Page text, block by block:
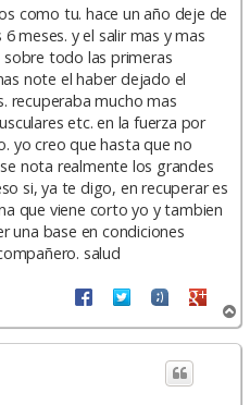
como tu. hace un año deje de
meses. y el salir mas y mas
todo las primeras
note el haber dejado el
recuperaba mucho mas
etc. en la fuerza por
yo creo que hasta que no
nota realmente los grandes
si, ya te digo, en recuperar es
que viene corto yo y tambien
una base en condiciones
salud
r
r